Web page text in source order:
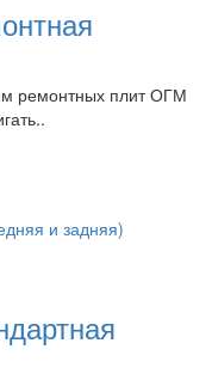
ремонтных плит ОГМ